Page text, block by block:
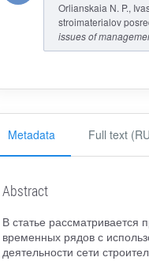
Orlianskaia N. P.,
stroimaterialov
issues of
Metadata Full text
Abstract
В статье рассматривается
временных рядов с
деятельности сети